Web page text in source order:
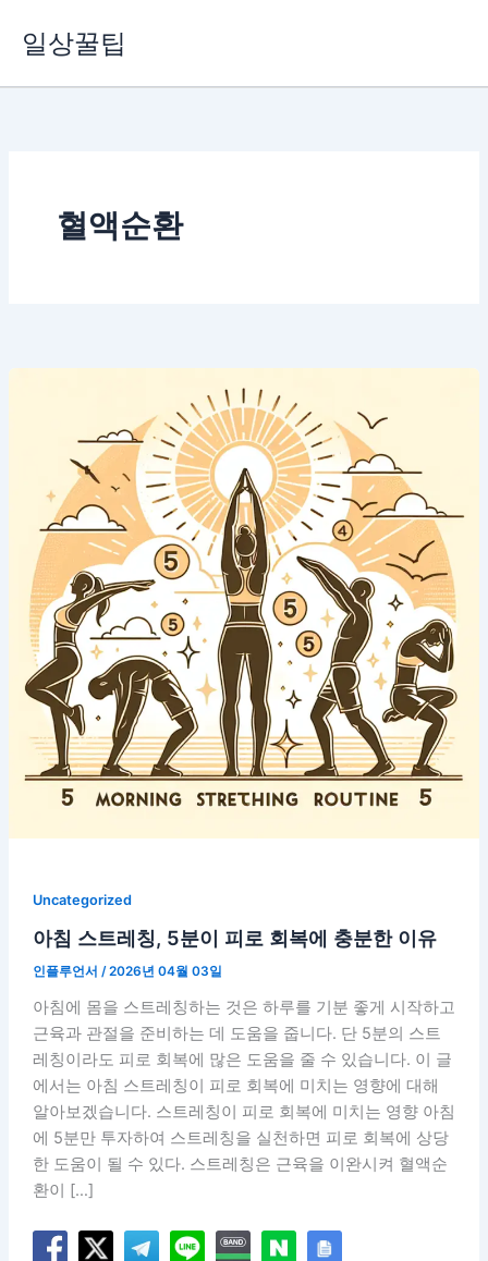
로
일상꿀팁
혈액순환
Uncategorized
아침 스트레칭, 5분이 피로 회복에 충분한 이유
인플루언서 /2026년 04월 03일
아침에 몸을 스트레칭하는 것은 하루를 기분 좋게 시작하고
근육과 관절을 준비하는 데 도움을 줍니다. 단 5분의 스트
레칭이라도 피로 회복에 많은 도움을 줄 수 있습니다. 이 글
에서는 아침 스트레칭이 피로 회복에 미치는 영향에 대해
알아보겠습니다. 스트레칭이 피로 회복에 미치는 영향 아침
에 5분만 투자하여 스트레칭을 실천하면 피로 회복에 상당
한 도움이 될 수 있다. 스트레칭은 근육을 이완시켜 혈액순
환이 […]